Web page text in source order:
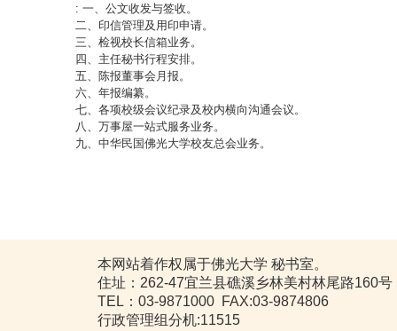
: 一、公文收发与签收。
二、印信管理及用印申请。
三、检视校长信箱业务。
四、主任秘书行程安排。
五、陈报董事会月报。
六、年报编纂。
七、各项校级会议纪录及校内横向沟通会议。
八、万事屋一站式服务业务。
九、中华民国佛光大学校友总会业务。
本网站着作权属于佛光大学 秘书室。
住址：262-47宜兰县礁溪乡林美村林尾路160号
TEL：03-9871000 FAX:03-9874806
行政管理组分机:11515